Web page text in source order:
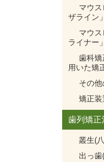
マウ
ザライン」
マウ
ライナー」
歯科矯
用いた矯
その
矯正装
歯列矯正
叢生(
出っ歯